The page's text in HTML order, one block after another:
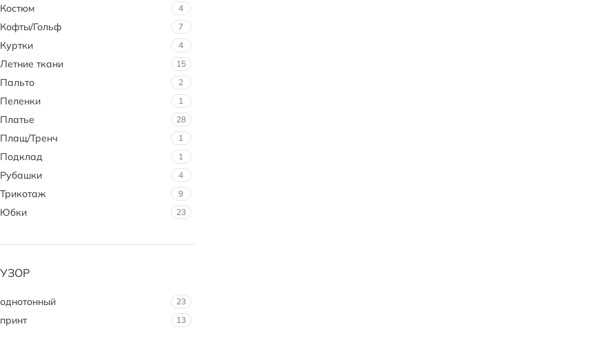
Костюм 4
Кофты/Гольф 7
Куртки 4
Летние ткани 15
Пальто 2
Пеленки 1
Платье 28
Плащ/Тренч 1
Подклад 1
Рубашки 4
Трикотаж 9
Юбки 23
УЗОР
однотонный 23
принт 13